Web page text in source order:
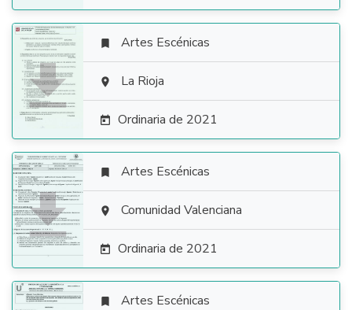

 Artes Escénicas
 La Rioja
 Ordinaria de 2021

 Artes Escénicas
 Comunidad Valenciana
 Ordinaria de 2021
 Artes Escénicas